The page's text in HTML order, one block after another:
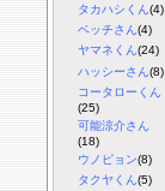
タカハシくん(4)
ベッチさん(4)
ヤマネくん(24)
ハッシーさん (8)
コータローくん
(25)
可能涼介さん
(18)
ウノピョン(8)
タクヤくん (5)